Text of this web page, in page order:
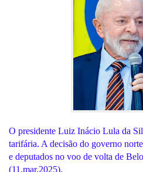
O presidente Luiz Inácio Lula da
tarifária. A decisão do governo
e deputados no voo de volta de
(11.mar.2025).